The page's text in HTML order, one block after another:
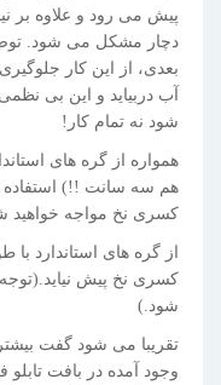
پیش می رود و علاوه بر
دچار مشکل می شود.
بعدی، از این کار
آب دربیاید و این بی
شود نه تمام کار!
همواره از گره های
هم سه سانت !!) استفاده
کسری نخ مواجه خواهید
کسری نخ پیش
شود.)
تقریبا می شود گفت
وجود آمده در بافت